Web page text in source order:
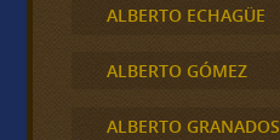
ALBERTO ECHAGÜE
ALBERTO GÓMEZ
ALBERTO GRANADOS